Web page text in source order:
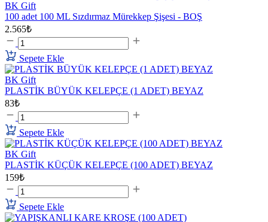
BK Gift
100 adet 100 ML Sızdırmaz Mürekkep Şişesi - BOŞ
2.565₺
Sepete Ekle
BK Gift
PLASTİK BÜYÜK KELEPÇE (1 ADET) BEYAZ
83₺
Sepete Ekle
BK Gift
PLASTİK KÜÇÜK KELEPÇE (100 ADET) BEYAZ
159₺
Sepete Ekle